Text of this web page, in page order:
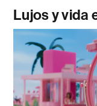
Lujos y vida